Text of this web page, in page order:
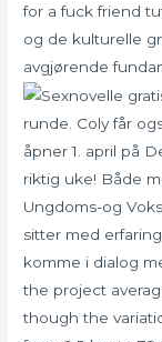
for a fuck friend
og de kulturelle
avgjørende
runde. Coly får
åpner 1. april på
riktig uke! Både
Ungdoms-og
sitter med
komme i dialog
the project
though the